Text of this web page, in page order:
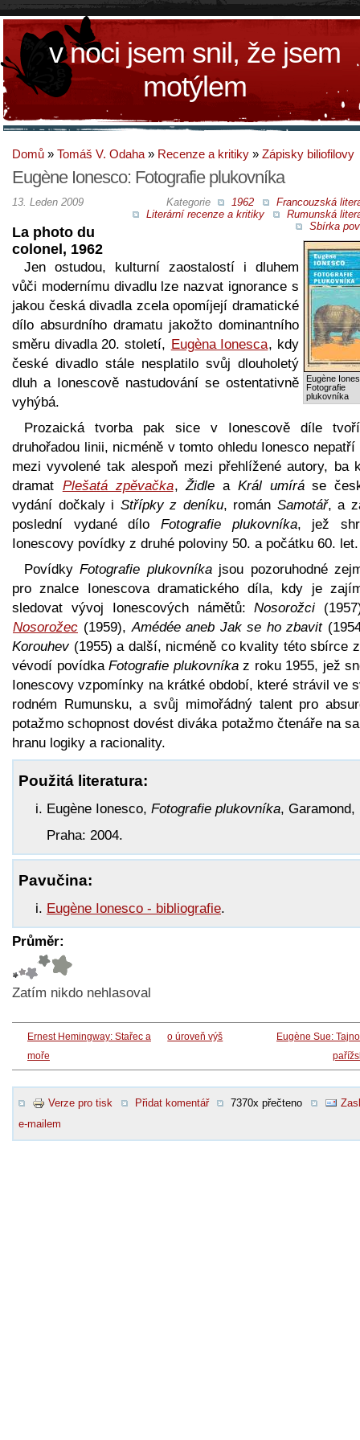
v noci jsem snil, že jsem
motýlem
Domů » Tomáš V. Odaha » Recenze a kritiky » Zápisky biliofilovy
Eugène Ionesco: Fotografie plukovníka
Kategorie 1962
Francouzská
Literární recenze a kritiky
Rumunská
Sbírka
13. Leden 2009
Eugène
Fotografie
plukovníka
La photo du
colonel, 1962
Jen ostudou, kulturní zaostalostí i dluhem
vůči modernímu divadlu lze nazvat ignorance s
jakou česká divadla zcela opomíjejí dramatické
dílo absurdního dramatu jakožto dominantního
směru divadla 20. století, Eugèna Ionesca, kdy
české divadlo stále nesplatilo svůj dlouholetý
dluh a Ionescově nastudování se ostentativně
vyhýbá.
Prozaická tvorba pak sice v Ionescově díle
druhořadou linii, nicméně v tomto ohledu Ionesco nepatří
mezi vyvolené tak alespoň mezi přehlížené autory, ba
dramat Plešatá zpěvačka,Židle a Král umíráse
vydání dočkaly i Střípky z deníku, román Samotář, a
poslední vydané dílo Fotografie plukovníka, jež
Ionescovy povídky z druhé poloviny 50. a počátku 60. let.
PovídkyFotografie plukovníkajsou pozoruhodné
pro znalce Ionescova dramatického díla, kdy je
sledovat vývoj Ionescových námětů:Nosorožci
Nosorožec (1959), Amédée aneb Jak se ho zbavit
Korouhev (1955) a další, nicméně co kvality této sbírce
vévodí povídka Fotografie plukovníkaz roku 1955, jež
Ionescovy vzpomínky na krátké období, které strávil ve
rodném Rumunsku, a svůj mimořádný talent pro
potažmo schopnost dovést diváka potažmo čtenáře na
hranu logiky a racionality.
Použitá literatura:
Eugène Ionesco, Fotografie plukovníka, Garamond,
Praha: 2004.
Pavučina:
Eugène Ionesco - bibliografie.
Průměr:
Zatím nikdo nehlasoval
Ernest Hemingway: Stařec a
moře
o úroveň výš
Eugène Sue:
Verze pro tisk Přidat komentář 7370x přečteno
e-mailem